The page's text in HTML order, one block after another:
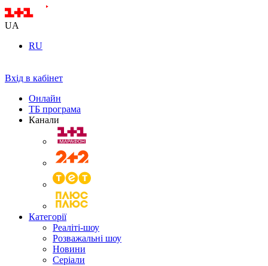
UA
RU
Вхід в кабінет
Онлайн
ТБ програма
Канали
Категорії
Реаліті-шоу
Розважальні шоу
Новини
Серіали